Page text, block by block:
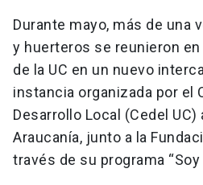
Durante mayo, más de una
y huerteros se reunieron
de la UC en un nuevo
instancia organizada por el
Desarrollo Local (Cedel UC)
Araucanía, junto a la
través de su programa “Soy